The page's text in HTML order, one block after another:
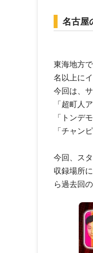
名古屋
東海地方
名以上に
今回は、
「超町人
「トンデ
「チャン
今回、ス
収録場所
ら過去回